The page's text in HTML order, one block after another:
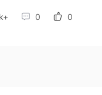
0 0